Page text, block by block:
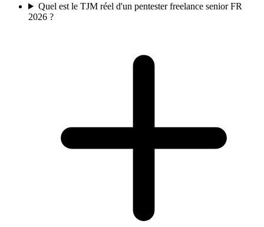
Quel est le TJM réel d'un pentester freelance senior FR
2026 ?